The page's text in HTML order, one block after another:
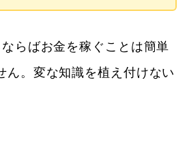
らばお金を稼ぐことは簡単
ん。変な知識を植え付けない